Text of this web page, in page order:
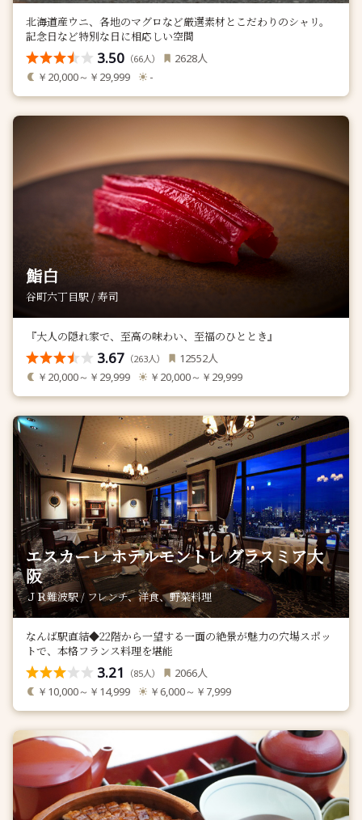
北海道産ウニ、各地のマグロなど厳選素材とこだわりのシャリ。
記念日など特別な日に相応しい空間
3.50 （66人） 2628人
￥20,000～￥29,999 -
鮨白
谷町六丁目駅 / 寿司
『大人の隠れ家で、⾄⾼の味わい、⾄福のひととき』
3.67 （263人） 12552人
￥20,000～￥29,999 ￥20,000～￥29,999
エスカーレ ホテルモントレ グラスミア大
阪
ＪＲ難波駅 / フレンチ、洋食、野菜料理
なんば駅直結◆22階から一望する一面の絶景が魅力の穴場スポッ
トで、本格フランス料理を堪能
3.21 （85人） 2066人
￥10,000～￥14,999 ￥6,000～￥7,999